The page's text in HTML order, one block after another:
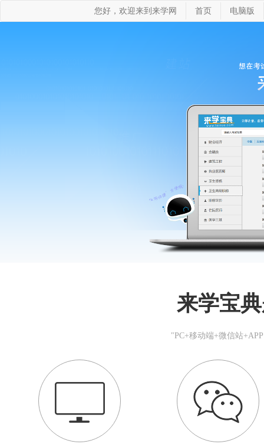
您好，欢迎来到来学网 首页 电脑版
来学宝
"PC+移动端+微信站